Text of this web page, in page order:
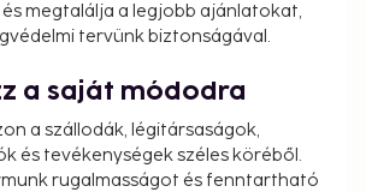
megtalálja a legjobb ajánlatokat,
tervünk biztonságával.
a saját módodra
a szállodák, légitársaságok,
és tevékenységek széles köréből.
rugalmasságot és fenntartható